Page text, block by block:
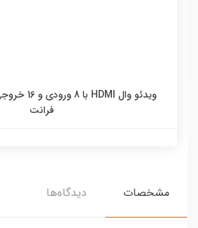
فرانت
مشخصات دیدگاه‌ها